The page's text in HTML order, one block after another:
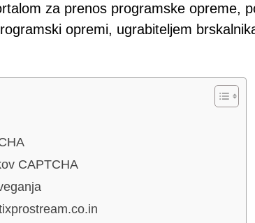
za prenos programske opreme,
opremi, ugrabiteljem
CAPTCHA